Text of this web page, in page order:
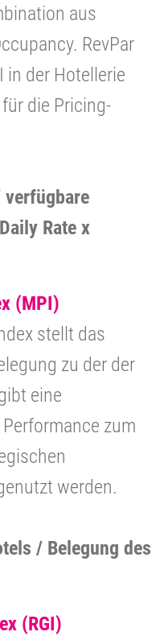
aus
RevPar
in der Hotellerie
die Pricing-
verfügbare
Rate x
(MPI)
stellt das
zu der der
eine
zum
werden.
/ Belegung des
(RGI)